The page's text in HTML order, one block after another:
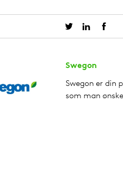
Swegon
Swegon er din
som man